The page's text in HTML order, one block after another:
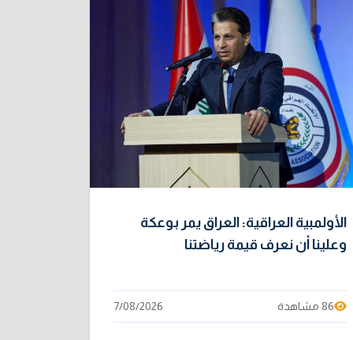
الأولمبية العراقية: العراق يمر بوعكة
وعلينا أن نعرف قيمة رياضتنا
86 مشاهدة 7/08/2026